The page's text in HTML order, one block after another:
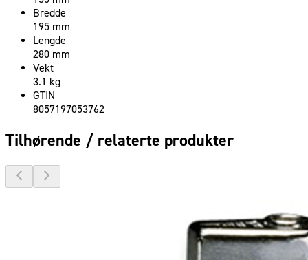
Bredde
195 mm
Lengde
280 mm
Vekt
3.1 kg
GTIN
8057197053762
Tilhørende / relaterte produkter